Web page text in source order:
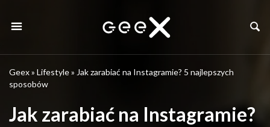
Geex» Lifestyle» Jak zarabiać na Instagramie? 5 najlepszych
sposobów
Jak zarabiać na Instagramie?